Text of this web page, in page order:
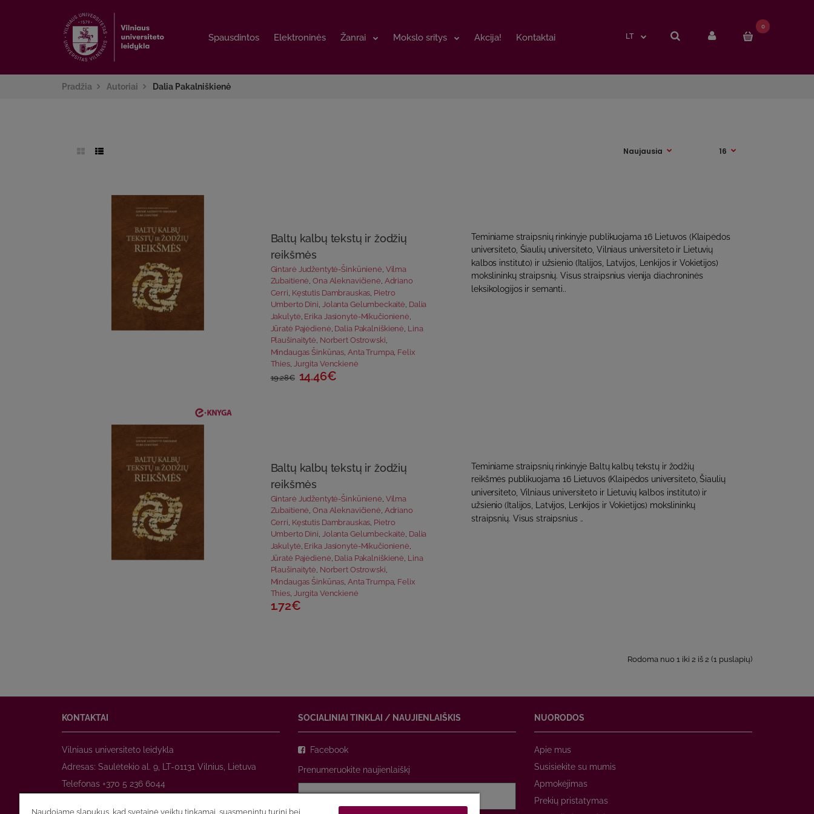
Spausdintos Elektroninės Žanrai Mokslo sritys Akcija! Kontaktai LT
0
Spausdintos Elektroninės Žanrai Mokslo sritys Akcija! Kontaktai LT
0
Pradžia Autoriai Dalia Pakalniškienė
Baltų kalbų tekstų ir žodžių
reikšmės
Gintarė Judžentytė-Šinkūnienė Vilma
Zubaitienė,Ona Aleknavičienė, Adriano
Cerri Kęstutis Dambrauskas Pietro
Umberto Dini, Jolanta Gelumbeckaitė, Dalia
Jakulytė Erika Jasionytė-Mikučionienė
Jūratė Pajėdienė Dalia Pakalniškienė Lina
Plaušinaitytė, Norbert Ostrowski,
Mindaugas Šinkūnas Anta Trumpa Felix
Thies, Jurgita Venckienė
19.28€ 14.46€
Teminiame straipsnių rinkinyje publikuojama 16 Lietuvos (Klaipėdos
universiteto, Šiaulių universiteto, Vilniaus universiteto ir Lietuvių
kalbos instituto) ir užsienio (Italijos, Latvijos, Lenkijos ir Vokietijos)
mokslininkų straipsnių. Visus straipsnius vienija diachroninės
leksikologijos ir semanti..
Baltų kalbų tekstų ir žodžių
reikšmės
Gintarė Judžentytė-Šinkūnienė Vilma
Zubaitienė,Ona Aleknavičienė, Adriano
Cerri Kęstutis Dambrauskas Pietro
Umberto Dini, Jolanta Gelumbeckaitė, Dalia
Jakulytė Erika Jasionytė-Mikučionienė
Jūratė Pajėdienė Dalia Pakalniškienė Lina
Plaušinaitytė, Norbert Ostrowski,
Mindaugas Šinkūnas Anta Trumpa Felix
Thies, Jurgita Venckienė
1.72€
Teminiame straipsnių rinkinyje Baltų kalbų tekstų ir žodžių
reikšmės publikuojama 16 Lietuvos (Klaipėdos universiteto, Šiaulių
universiteto, Vilniaus universiteto ir Lietuvių kalbos instituto) ir
užsienio (Italijos, Latvijos, Lenkijos ir Vokietijos) mokslininkų
straipsnių. Visus straipsnius ..
Rodoma nuo 1 iki 2 iš 2 (1 puslapių)
KONTAKTAI
Vilniaus universiteto leidykla
Adresas: Saulėtekio al. 9, LT-01131 Vilnius, Lietuva
Telefonas +370 5 236 6044
SOCIALINIAI TINKLAI / NAUJIENLAIŠKIS
Facebook
Prenumeruokite naujienlaiškį
NUORODOS
Apie mus
Susisiekite su mumis
Apmokėjimas
Prekių pristatymas
Naudojame slapukus, kad svetainė veiktų tinkamai, suasmenintų turinį bei